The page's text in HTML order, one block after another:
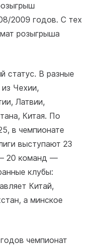
2009 годов. С тех
розыгрыша
статус. В разные
Чехии,
Латвии,
Китая. По
в чемпионате
выступают 23
20 команд —
клубы:
Китай,
а минское
чемпионат